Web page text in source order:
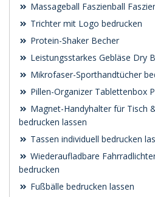
Massageball Faszienball
Trichter mit Logo bedrucken
Protein-Shaker Becher
Leistungsstarkes Gebläse Dry
Mikrofaser-Sporthandtücher
Pillen-Organizer Tablettenbox
Magnet-Handyhalter für Tisch
bedrucken lassen
Tassen individuell bedrucken
Wiederaufladbare
bedrucken
Fußbälle bedrucken lassen